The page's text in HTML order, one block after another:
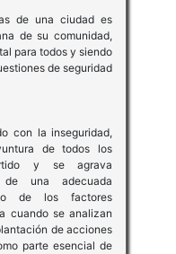
de una ciudad es
de su comunidad,
para todos y siendo
de seguridad
con la inseguridad,
de todos los
y se agrava
una adecuada
de los factores
cuando se analizan
de acciones
parte esencial de